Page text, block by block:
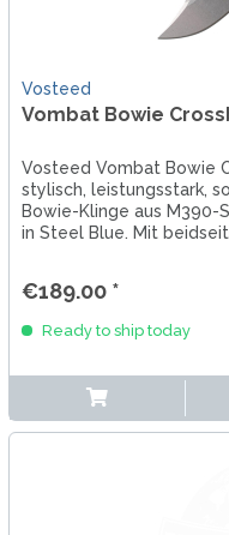
Vosteed
Vombat Bowie
Vosteed Vombat Bowie
stylisch, leistungsstark,
Bowie-Klinge aus M390-
in Steel Blue. Mit
€189.00 *
Ready to ship today